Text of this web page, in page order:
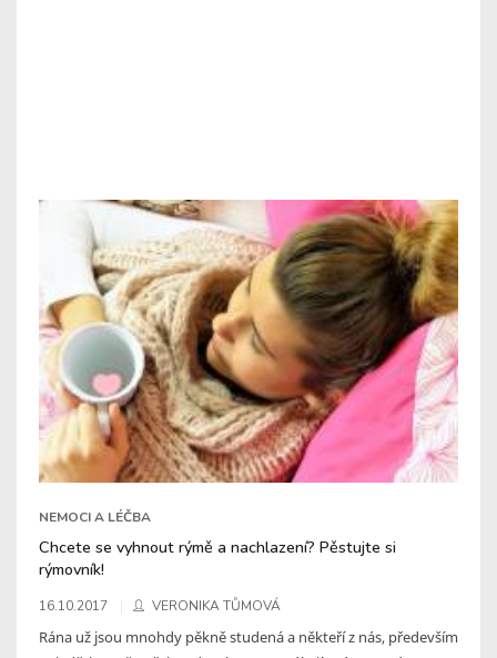
NEMOCI A LÉČBA
Chcete se vyhnout rýmě a nachlazení? Pěstujte si
rýmovník!
16.10.2017 VERONIKA TŮMOVÁ
Rána už jsou mnohdy pěkně studená a někteří z nás, především